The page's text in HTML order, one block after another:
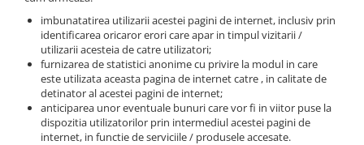
imbunatatirea utilizarii acestei pagini de internet, inclusiv prin
identificarea oricaror erori care apar in timpul vizitarii /
utilizarii acesteia de catre utilizatori;
furnizarea de statistici anonime cu privire la modul in care
este utilizata aceasta pagina de internet catre , in calitate de
detinator al acestei pagini de internet;
anticiparea unor eventuale bunuri care vor fi in viitor puse la
dispozitia utilizatorilor prin intermediul acestei pagini de
internet, in functie de serviciile / produsele accesate.